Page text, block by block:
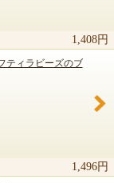
1,408円
ティラビーズのブ
1,496円